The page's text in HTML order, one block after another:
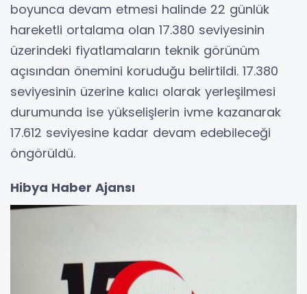
boyunca devam etmesi halinde 22 günlük
hareketli ortalama olan 17.380 seviyesinin
üzerindeki fiyatlamaların teknik görünüm
açısından önemini koruduğu belirtildi. 17.380
seviyesinin üzerine kalıcı olarak yerleşilmesi
durumunda ise yükselişlerin ivme kazanarak
17.612 seviyesine kadar devam edebileceği
öngörüldü.
Hibya Haber Ajansı